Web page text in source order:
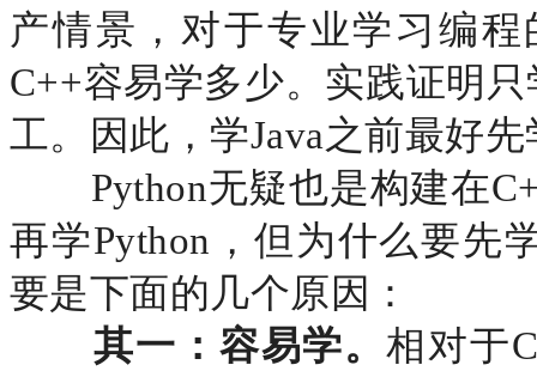
产情景，对于专业学习编
C++容易学多少。实践证明
工。因此，学Java之前最好先
Python无疑也是构建在
再学Python，但为什么要先
要是下面的几个原因：
其一：容易学。相对于